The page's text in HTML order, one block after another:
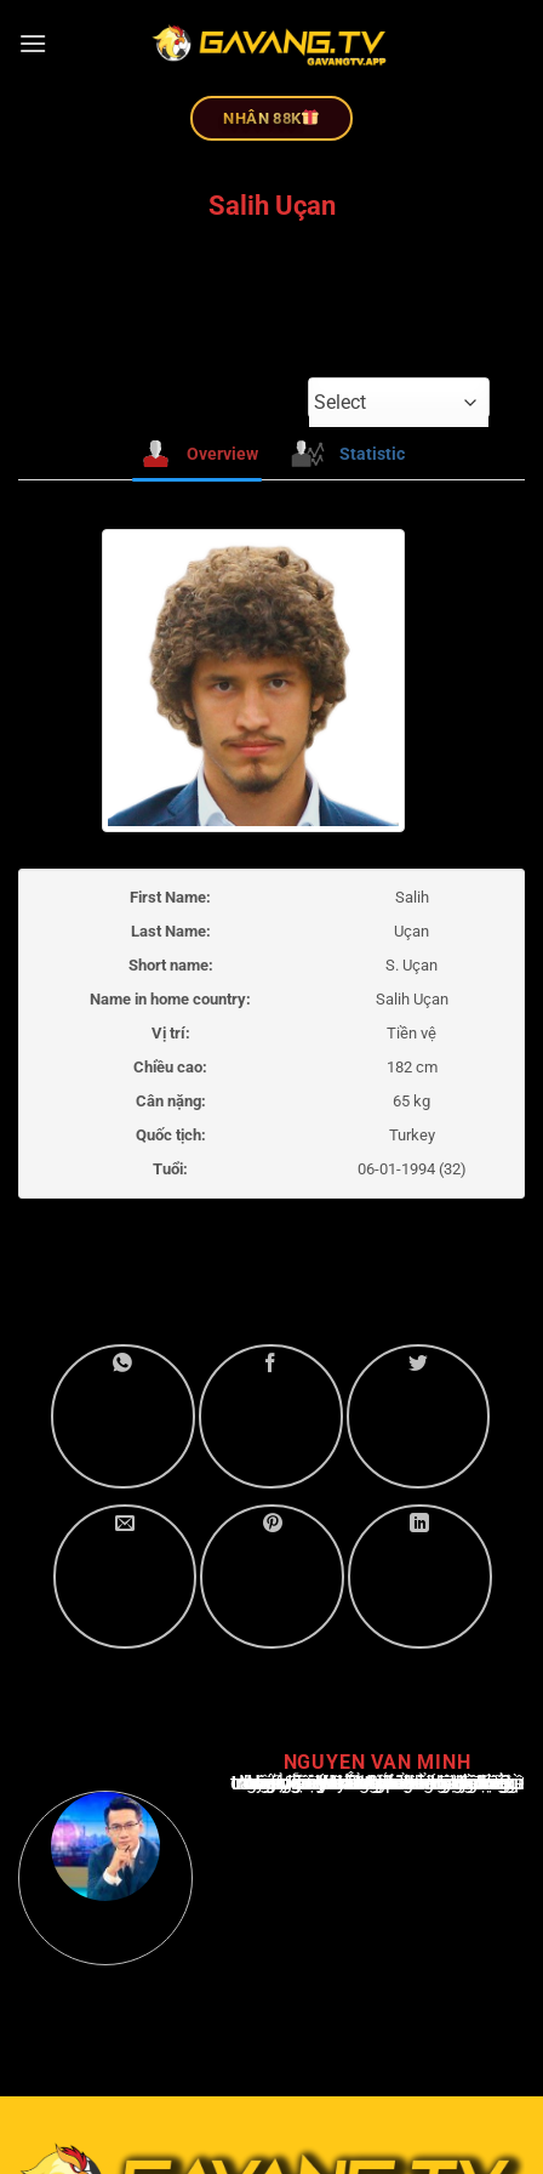
NHÂN 88K
Salih Uçan
Select
Overview Statistic
First Name:
Salih
Last Name:
Uçan
Short name:
S. Uçan
Name in home country:
Salih Uçan
Vị trí:
Tiền vệ
Chiều cao:
182 cm
Cân nặng:
65 kg
Quốc tịch:
Turkey
Tuổi:
06-01-1994 (32)
NGUYEN VAN MINH
Nguyễn Văn Minh là một trong những chuyên gia hàng đầu về báo cáo tin tức thể thao tại Việt Nam, với hơn 10 năm hoạt động trong ngành. Ông có kiến thức sâu rộng và kinh nghiệm đáng kể trong việc phân tích và báo cáo về các sự kiện thể thao hàng đầu. Sự hiểu biết sâu sắc của ông về ngành này đã giúp ông xây dựng uy tín và danh tiếng trong cộng đồng báo chí thể thao.